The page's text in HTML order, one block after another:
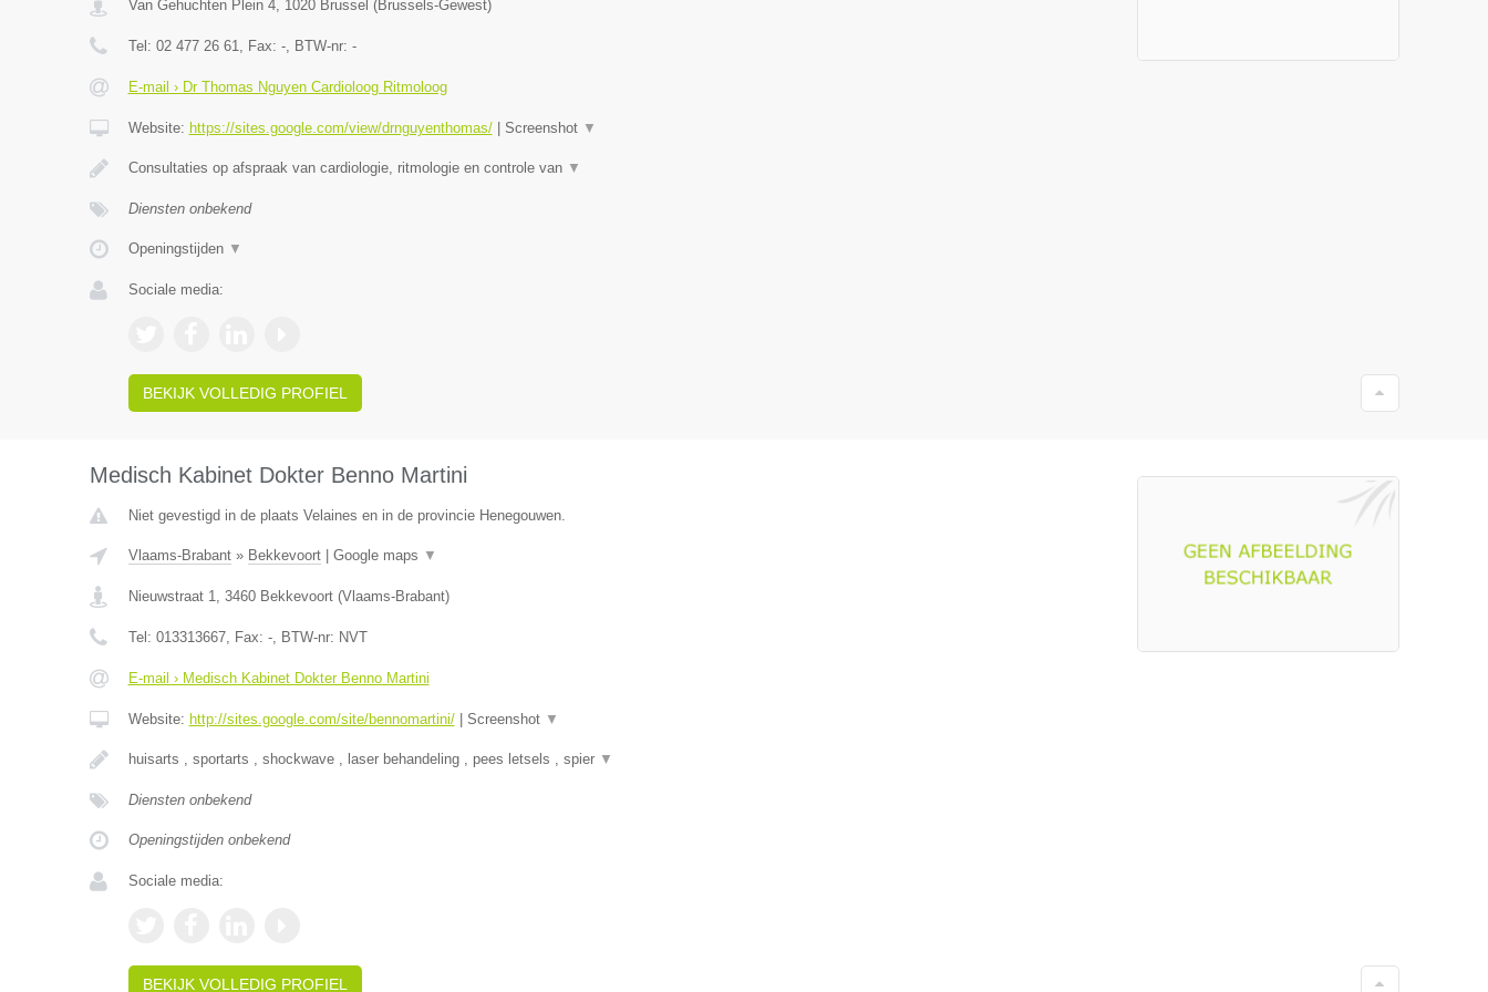
Van Gehuchten Plein 4, 1020 Brussel (Brussels-Gewest)
Tel: 02 477 26 61, Fax: -, BTW-nr: -
E-mail › Dr Thomas Nguyen Cardioloog Ritmoloog
Website: https://sites.google.com/view/drnguyenthomas/| Screenshot ▼
Consultaties op afspraak van cardiologie, ritmologie en controle van ▼
Diensten onbekend
Openingstijden ▼
Sociale media:
BEKIJK VOLLEDIG PROFIEL
Medisch Kabinet Dokter Benno Martini
Niet gevestigd in de plaats Velaines en in de provincie Henegouwen.
Vlaams-Brabant» Bekkevoort| Google maps ▼
Nieuwstraat 1, 3460 Bekkevoort(Vlaams-Brabant)
Tel: 013313667, Fax: -, BTW-nr: NVT
E-mail › Medisch Kabinet Dokter Benno Martini
Website: http://sites.google.com/site/bennomartini/| Screenshot ▼
huisarts , sportarts , shockwave , laser behandeling , pees letsels , spier ▼
Diensten onbekend
Openingstijden onbekend
Sociale media:
BEKIJK VOLLEDIG PROFIEL